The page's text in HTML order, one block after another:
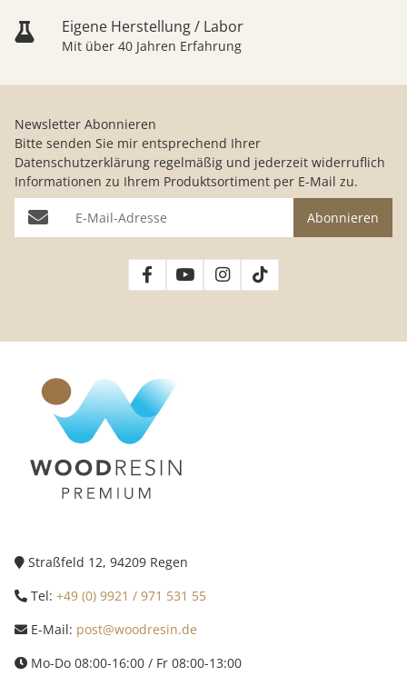
Eigene Herstellung / Labor
Mit über 40 Jahren Erfahrung
Newsletter Abonnieren
Bitte senden Sie mir entsprechend Ihrer
Datenschutzerklärung regelmäßig und jederzeit widerruflich
Informationen zu Ihrem Produktsortiment per E-Mail zu.
E-Mail-Adresse Abonnieren
Straßfeld 12, 94209 Regen
Tel: +49 (0) 9921 / 971 531 55
E-Mail: post@woodresin.de
Mo-Do 08:00-16:00 / Fr 08:00-13:00